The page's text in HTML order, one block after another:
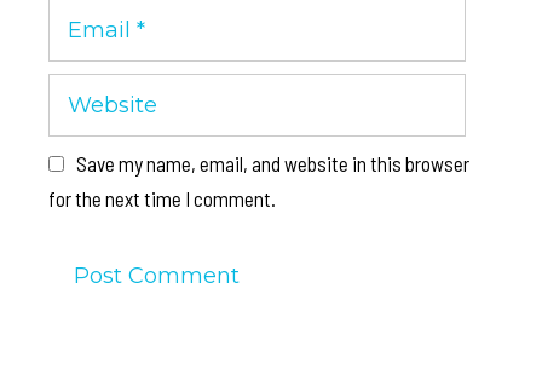
Save my name, email, and website in this browser
for the next time I comment.